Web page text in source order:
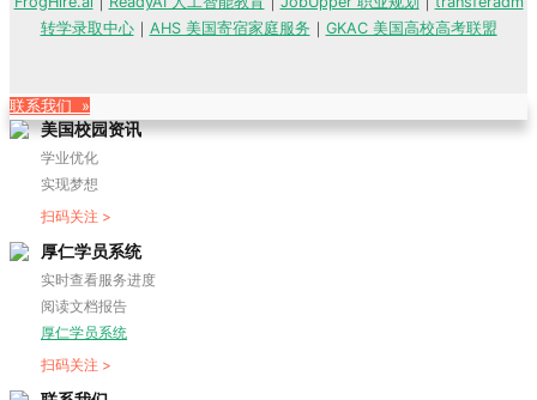
转学录取中心｜ AHS 美国寄宿家庭服务 ｜ GKAC 美国高校高考联盟
联系我们 »
美国校园资讯
学业优化
实现梦想
扫码关注 >
厚仁学员系统
实时查看服务进度
阅读文档报告
厚仁学员系统
扫码关注 >